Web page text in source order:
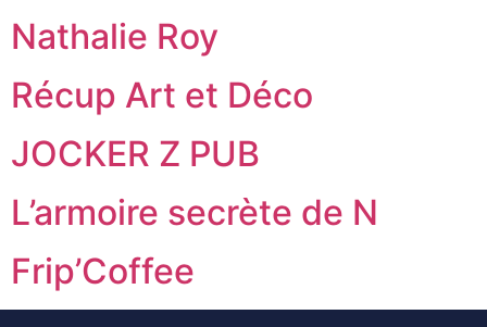
Nathalie Roy
Récup Art et Déco
JOCKER Z PUB
L’armoire secrète de N
Frip’Coffee